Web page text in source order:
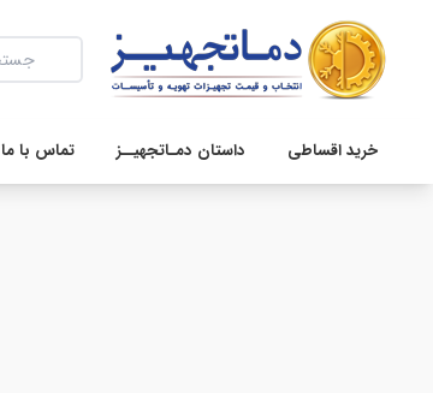
خرید اقساطی داستان دمـاتجهیــز تماس با ما